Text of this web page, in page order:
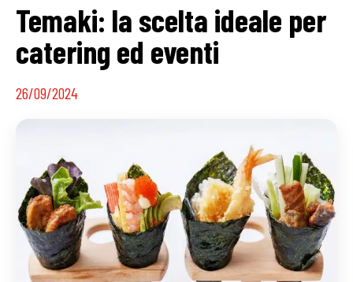
Temaki: la scelta ideale per
catering ed eventi
26/09/2024